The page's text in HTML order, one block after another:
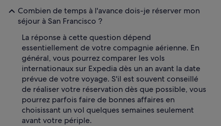
Combien de temps à l'avance dois-je réserver mon
séjour à San Francisco ?
La réponse à cette question dépend
essentiellement de votre compagnie aérienne. En
général, vous pourrez comparer les vols
internationaux sur Expedia dès un an avant la date
prévue de votre voyage. S'il est souvent conseillé
de réaliser votre réservation dès que possible, vous
pourrez parfois faire de bonnes affaires en
choisissant un vol quelques semaines seulement
avant votre périple.